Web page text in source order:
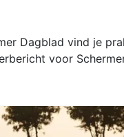
Dagblad vind je
voor
Hollands Kanaal tot